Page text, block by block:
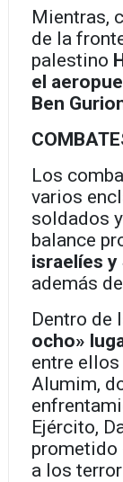
Mientras,
de la
palestino
el
Ben
Los
varios
soldados
balance
israelíes
además
Dentro de
ocho»
entre ellos
Alumim,
Ejército,
prometido
a los